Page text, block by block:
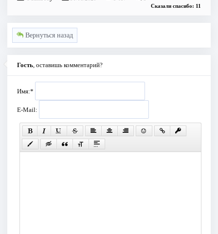
Сказали спасибо: 11
Вернуться назад
Гость , оставишь комментарий?
Имя:*
E-Mail: